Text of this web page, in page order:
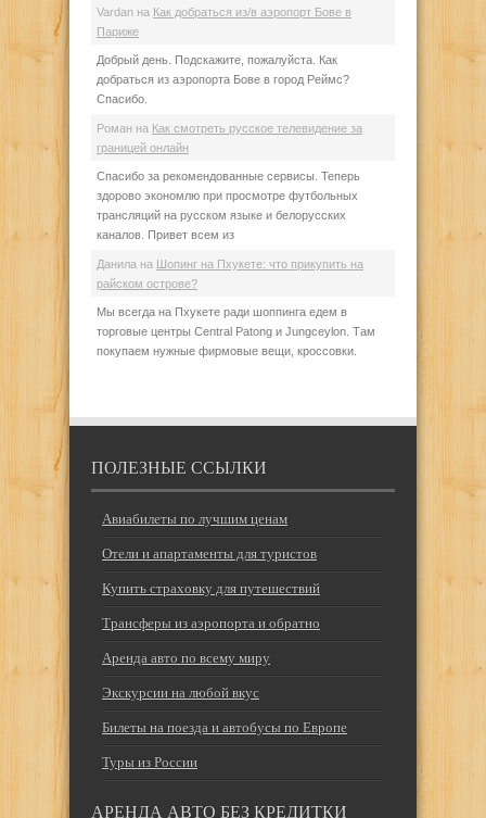
Vardan на Как добраться из/в аэропорт Бове в
Париже
Добрый день. Подскажите, пожалуйста. Как
добраться из аэропорта Бове в город Реймс?
Спасибо.
Роман на Как смотреть русское телевидение за
границей онлайн
Спасибо за рекомендованные сервисы. Теперь
здорово экономлю при просмотре футбольных
трансляций на русском языке и белорусских
каналов. Привет всем из
Данила на Шопинг на Пхукете: что прикупить на
райском острове?
Мы всегда на Пхукете ради шоппинга едем в
торговые центры Central Patong и Jungceylon. Там
покупаем нужные фирмовые вещи, кроссовки.
ПОЛЕЗНЫЕ ССЫЛКИ
Авиабилеты по лучшим ценам
Отели и апартаменты для туристов
Купить страховку для путешествий
Трансферы из аэропорта и обратно
Аренда авто по всему миру
Экскурсии на любой вкус
Билеты на поезда и автобусы по Европе
Туры из России
АРЕНДА АВТО БЕЗ КРЕДИТКИ